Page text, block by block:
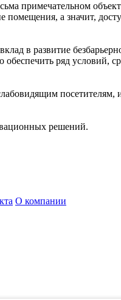
примечательном
а значит,
в развитие
ряд
решений.
О компании